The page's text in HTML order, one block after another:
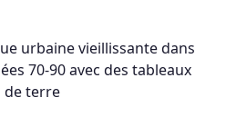
urbaine vieillissante dans
70-90 avec des tableaux
de terre